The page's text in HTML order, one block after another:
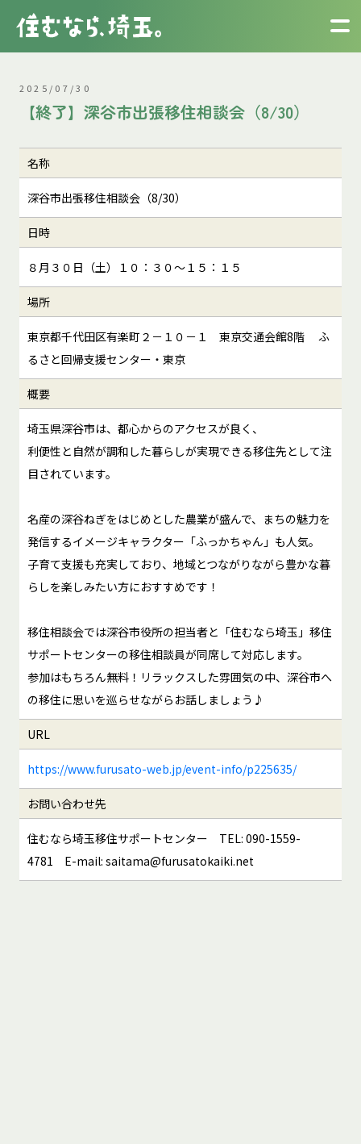
2025/07/30
【終了】深谷市出張移住相談会（8/30）
名称
深谷市出張移住相談会（8/30）
日時
８月３０日（土）１０：３０～１５：１５
場所
東京都千代田区有楽町２－１０－１ 東京交通会館8階 ふ
るさと回帰支援センター・東京
概要
埼玉県深谷市は、都心からのアクセスが良く、
利便性と自然が調和した暮らしが実現できる移住先として注
目されています。
名産の深谷ねぎをはじめとした農業が盛んで、まちの魅力を
発信するイメージキャラクター「ふっかちゃん」も人気。
子育て支援も充実しており、地域とつながりながら豊かな暮
らしを楽しみたい方におすすめです！
移住相談会では深谷市役所の担当者と「住むなら埼玉」移住
サポートセンターの移住相談員が同席して対応します。
参加はもちろん無料！リラックスした雰囲気の中、深谷市へ
の移住に思いを巡らせながらお話しましょう♪
URL
https://www.furusato-web.jp/event-info/p225635/
お問い合わせ先
住むなら埼玉移住サポートセンター TEL: 090-1559-
4781 E-mail: saitama@furusatokaiki.net